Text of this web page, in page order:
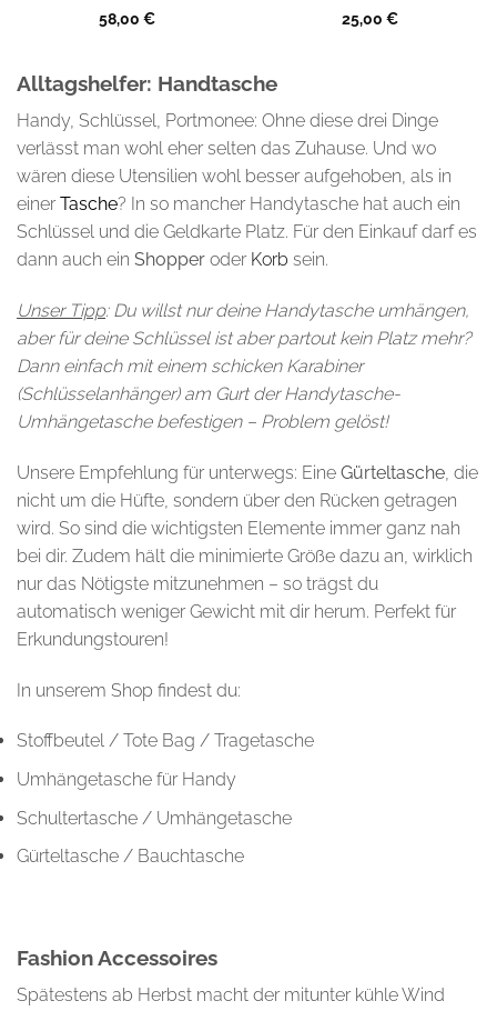
Bewertet
mit5von
58,00 €
mit5von
25,00 €
Alltagshelfer: Handtasche
Handy, Schlüssel, Portmonee: Ohne diese drei Dinge
verlässt man wohl eher selten das Zuhause. Und wo
wären diese Utensilien wohl besser aufgehoben, als in
einerTasche? In so mancher Handytasche hat auch ein
Schlüssel und die Geldkarte Platz. Für den Einkauf darf es
dann auch ein Shopper oder Korb sein.
Unser Tipp: Du willst nur deine Handytasche umhängen,
aber für deine Schlüssel ist aber partout kein Platz mehr?
Dann einfach mit einem schicken Karabiner
(Schlüsselanhänger) am Gurt der Handytasche-
Umhängetasche befestigen – Problem gelöst!
Unsere Empfehlung für unterwegs: Eine Gürteltasche , die
nicht um die Hüfte, sondern über den Rücken getragen
wird. So sind die wichtigsten Elemente immer ganz nah
bei dir. Zudem hält die minimierte Größe dazu an, wirklich
nur das Nötigste mitzunehmen – so trägst du
automatisch weniger Gewicht mit dir herum. Perfekt für
Erkundungstouren!
In unserem Shop findest du:
Stoffbeutel / Tote Bag / Tragetasche
Umhängetasche für Handy
Schultertasche / Umhängetasche
Gürteltasche / Bauchtasche
Fashion Accessoires
Spätestens ab Herbst macht der mitunter kühle Wind